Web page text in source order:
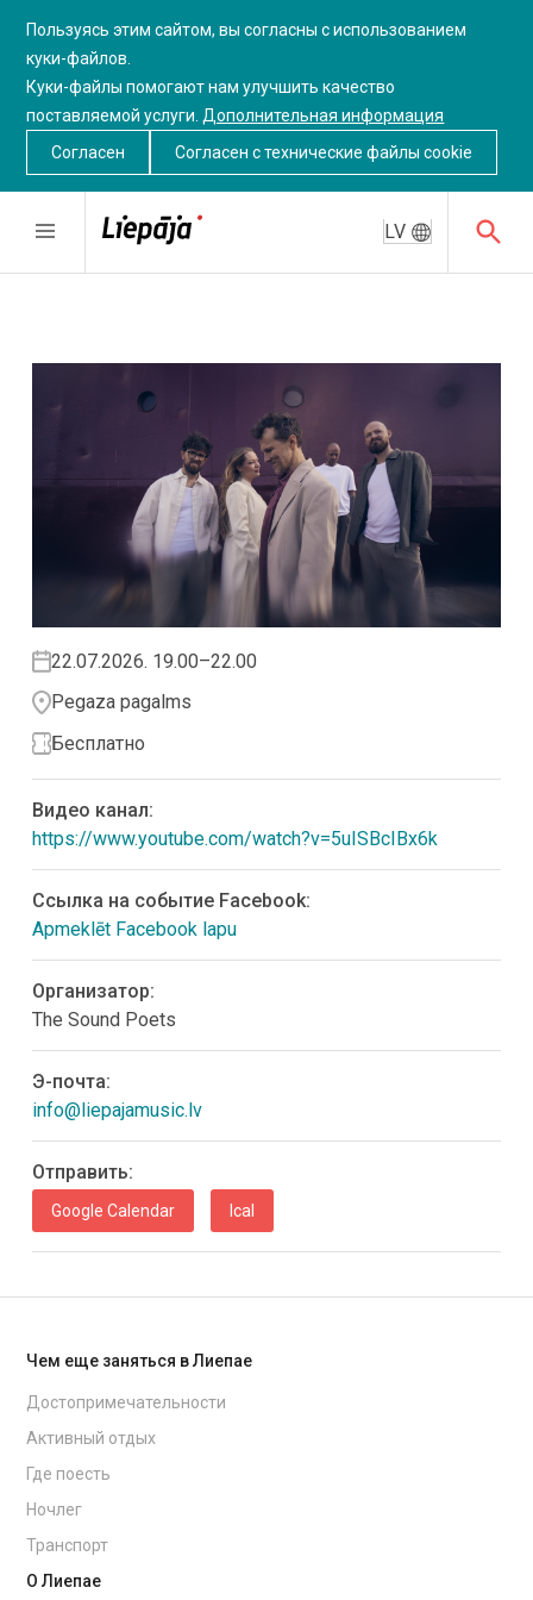
Пользуясь этим сайтом, вы согласны с использованием
куки-файлов.
Куки-файлы помогают нам улучшить качество
поставляемой услуги.Дополнительная информация
Согласен
Согласен c технические файлы cookie
LV
22.07.2026. 19.00–22.00
Pegaza pagalms
Бесплатно
Видео канал:
https://www.youtube.com/watch?v=5uISBcIBx6k
Ссылка на событие Facebook:
Apmeklēt Facebook lapu
Организатор:
The Sound Poets
Э-почта:
info@liepajamusic.lv
Oтправить:
Google Calendar Ical
Чем еще заняться в Лиепае
Достопримечательности
Активный отдых
Где поесть
Ночлег
Транспорт
О Лиепае